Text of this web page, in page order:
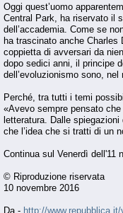
Oggi quest’uomo
Central Park, ha riservato il
dell’accademia. Come se
ha trascinato anche
coppietta di avversari da
dopo sedici anni, il principe
dell’evoluzionismo sono,
Perché, tra tutti i temi
«Avevo sempre pensato
letteratura. Dalle
che l’idea che si tratti di un
Continua sul Venerdì dell'11
© Riproduzione riservata
10 novembre 2016
Da - http://